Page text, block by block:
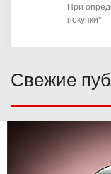
При
покупки*
Свежие